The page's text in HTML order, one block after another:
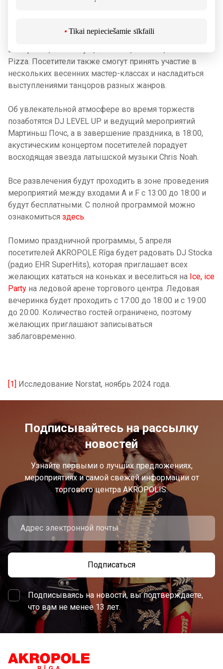
Tikai nepieciešamie sīkfaili
Sportland, кинотеатр Apollo, TET, TopShop, Stenders,
Vairāk Saules, Animaji, Coverme, Caffeine, Narvesen, Lloyd,
Euroaptieka, Lemon Gym, Čili Pizza, Evelatus, Domino’s
Pizza. Посетители также смогут принять участие в
нескольких весенних мастер-классах и насладиться
выступлениями танцоров разных жанров.
Об увлекательной атмосфере во время торжеств
позаботятся DJ LEVEL UP и ведущий мероприятий
Мартиньш Почс, а в завершение праздника, в 18:00,
акустическим концертом посетителей порадует
восходящая звезда латышской музыки Chris Noah.
Все развлечения будут проходить в зоне проведения
мероприятий между входами А и F с 13:00 до 18:00 и
будут бесплатными. С полной программой можно
ознакомиться здесь.
Помимо праздничной программы, 5 апреля
посетителей AKROPOLE Rīga будет радовать DJ Stocka
(радио EHR SuperHits), которая приглашает всех
желающих кататься на коньках и веселиться на Ice, ice
Party на ледовой арене торгового центра. Ледовая
вечеринка будет проходить с 17:00 до 18:00 и с 19:00
до 20:00. Количество гостей ограничено, поэтому
желающих приглашают записываться
заблаговременно.
[1] Исследование Norstat, ноябрь 2024 года.
Подписывайтесь на рассылку
новостей
Узнайте первыми о лучших предложениях,
мероприятиях и самой свежей информации от
торгового центра AKROPOLIS.
Подписаться
Подписываясь на новости, вы подтверждаете,
что вам не менее 13 лет.